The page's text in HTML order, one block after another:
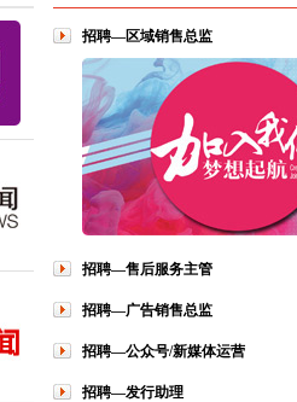
招聘—区域销售总监
招聘—售后服务主管
招聘—广告销售总监
招聘—公众号/新媒体运营
招聘—发行助理